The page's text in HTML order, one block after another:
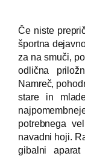
Če niste
športna
za na smuči,
odlična
Namreč,
stare in
potrebnega
navadni hoji.
gibalni